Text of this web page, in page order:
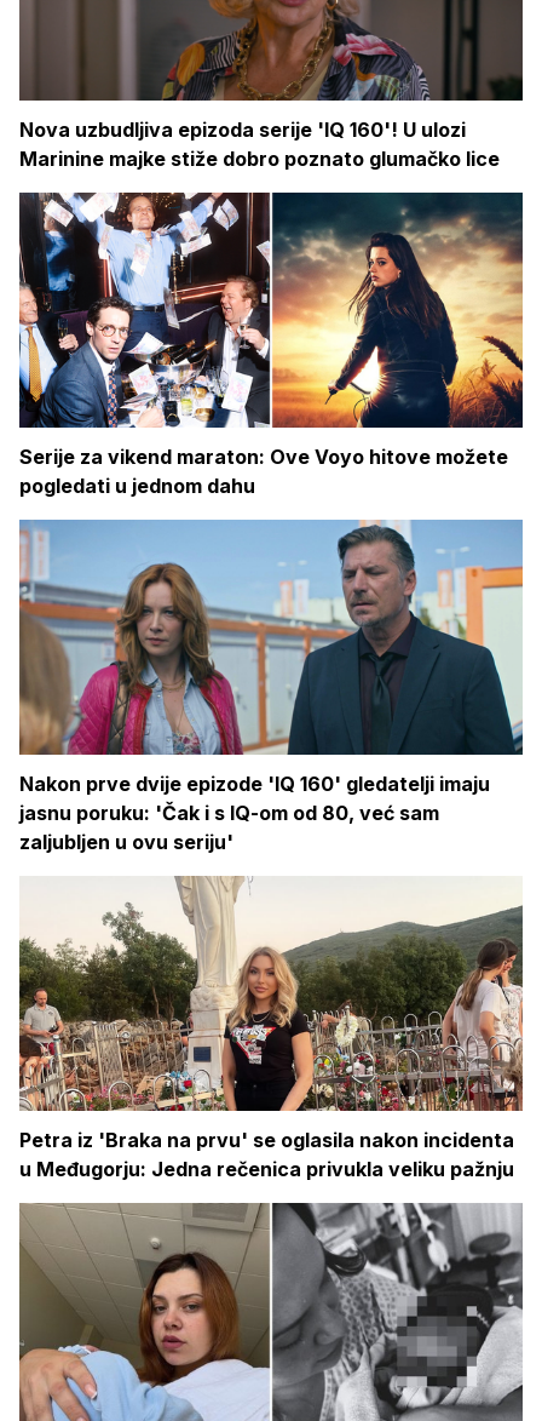
Nova uzbudljiva epizoda serije 'IQ 160'! U ulozi
Marinine majke stiže dobro poznato glumačko lice
Serije za vikend maraton: Ove Voyo hitove možete
pogledati u jednom dahu
Nakon prve dvije epizode 'IQ 160' gledatelji imaju
jasnu poruku: 'Čak i s IQ-om od 80, već sam
zaljubljen u ovu seriju'
Petra iz 'Braka na prvu' se oglasila nakon incidenta
u Međugorju: Jedna rečenica privukla veliku pažnju